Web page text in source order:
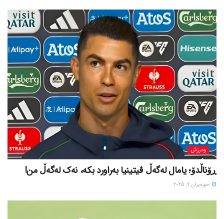
وەرزش
ڕۆناڵدۆ؛ یامال لەگەڵ ڤیتینیا بەراورد بکە، نەک لەگەڵ من!
حوزه‌یران 7, 2025